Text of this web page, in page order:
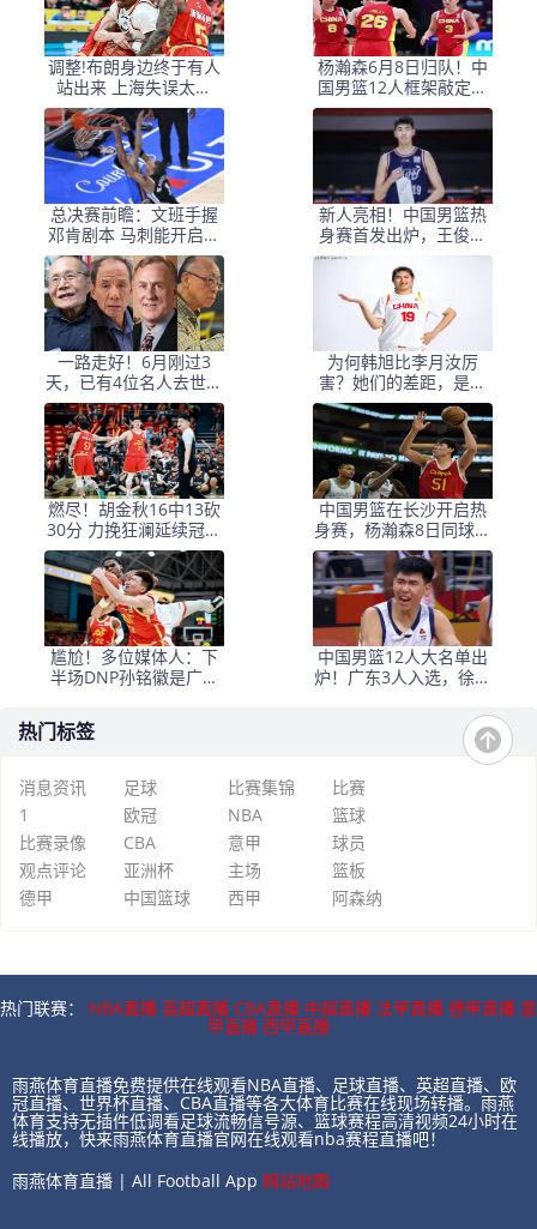
调整!布朗身边终于有人
站出来 上海失误太多
+犯规困扰
杨瀚森6月8日归队！中
国男篮12人框架敲定，
锋线王牌竟是他？
总决赛前瞻：文班手握
邓肯剧本 马刺能开启新
时代吗？
新人亮相！中国男篮热
身赛首发出炉，王俊杰
领衔+徐昕坐镇禁区
一路走好！6月刚过3
天，已有4位名人去世，
姚明等人发文悼念
为何韩旭比李月汝厉
害？她们的差距，是张
子宇选秀顺位暴跌的原
因
燃尽！胡金秋16中13砍
30分 力挽狂澜延续冠军
悬念
中国男篮在长沙开启热
身赛，杨瀚森8日同球队
会合
尴尬！多位媒体人：下
半场DNP孙铭徽是广厦
中国男篮12人大名单出
炉！广东3人入选，徐昕
热门标签
消息资讯 足球 比赛集锦
比赛
1
欧冠 NBA
篮球
比赛录像
CBA 意甲
球员
观点评论
亚洲杯 主场
篮板
德甲
中国篮球 西甲 阿森纳
热门联赛： NBA直播 英超直播 CBA直播 中超直播 法甲直播 德甲直播 意
甲直播 西甲直播
雨燕体育直播免费提供在线观看NBA直播、足球直播、英超直播、欧
冠直播、世界杯直播、CBA直播等各大体育比赛在线现场转播。雨燕
体育支持无插件低调看足球流畅信号源、篮球赛程高清视频24小时在
线播放，快来雨燕体育直播官网在线观看nba赛程直播吧！
雨燕体育直播 | All Football App 网站地图